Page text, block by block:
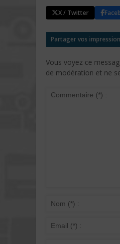
X / Twitter
Partager vos
Vous voyez ce
de modération et ne